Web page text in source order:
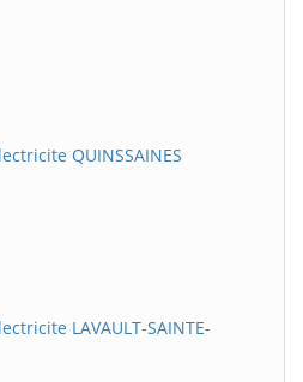
QUINSSAINES
LAVAULT-SAINTE-